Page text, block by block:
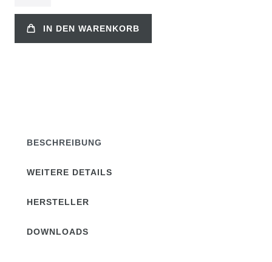
IN DEN WARENKORB
BESCHREIBUNG
WEITERE DETAILS
HERSTELLER
DOWNLOADS